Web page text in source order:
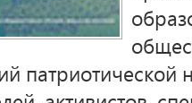
патриотической